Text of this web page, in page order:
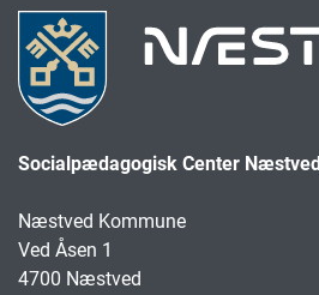
Socialpædagogisk Center Næstved
Næstved Kommune
Ved Åsen 1
4700 Næstved